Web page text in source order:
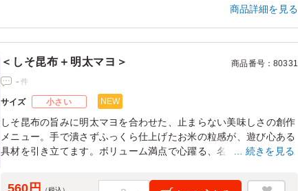
商品詳細を見る
＜しそ昆布＋明太マヨ＞ 商品番号：80331
- 件
サイズ 小さい NEW
しそ昆布の旨みに明太マヨを合わせた、止まらない美味しさの創作
メニュー。手で潰さずふっくら仕上げたお米の粒感が、遊び心ある
具材を引き立てます。ボリューム満点で心躍る、名店の傑作おにぎ
続きを見る
560円